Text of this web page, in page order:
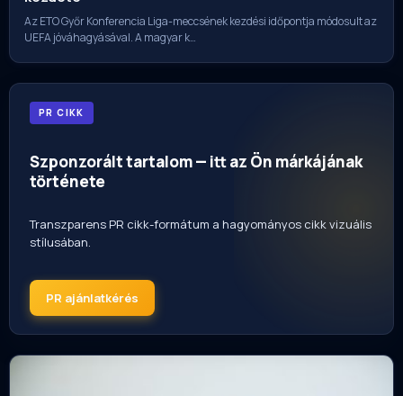
Az ETO Győr Konferencia Liga-meccsének kezdési időpontja módosult az
UEFA jóváhagyásával. A magyar k…
PR CIKK
Szponzorált tartalom — itt az Ön márkájának
története
Transzparens PR cikk-formátum a hagyományos cikk vizuális
stílusában.
PR ajánlatkérés